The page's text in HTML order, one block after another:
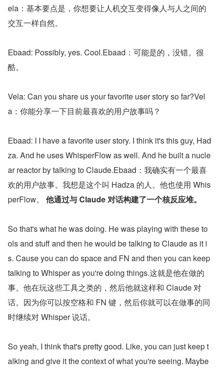
ela：基本要点是，你想要让人机交互变得像人与人之间的
交互一样自然。
Ebaad: Possibly, yes. Cool.Ebaad：可能是的，没错。很
酷。
Vela: Can you share us your favorite user story so far?Vel
a：你能分享一下目前最喜欢的用户故事吗？
Ebaad: I I have a favorite user story. I think it's this guy, Had
za. And he uses WhisperFlow as well. And he built a nucle
ar reactor by talking to Claude.Ebaad：我确实有一个最喜
欢的用户故事。我想是这个叫 Hadza 的人。他也使用 Whis
perFlow。 他通过与 Claude 对话构建了一个核反应堆。
So that's what he was doing. He was playing with these to
ols and stuff and then he would be talking to Claude as it i
s. Cause you can do space and FN and then you can keep
talking to Whisper as you're doing things.这就是他在做的
事。他在玩这些工具之类的，然后他就这样和 Claude 对
话。因为你可以按空格和 FN 键，然后你就可以在做事的同
时继续对 Whisper 说话。
So yeah, I think that's pretty good. Like, you can just keep t
alking and give it the context of what you're seeing. Maybe